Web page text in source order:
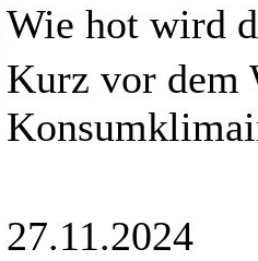
Wie hot wird
Kurz vor dem
27.11.2024